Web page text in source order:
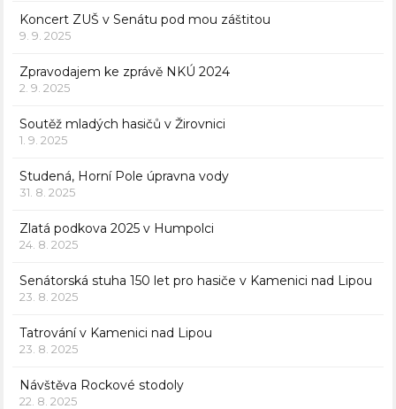
Koncert ZUŠ v Senátu pod mou záštitou
9. 9. 2025
Zpravodajem ke zprávě NKÚ 2024
2. 9. 2025
Soutěž mladých hasičů v Žirovnici
1. 9. 2025
Studená, Horní Pole úpravna vody
31. 8. 2025
Zlatá podkova 2025 v Humpolci
24. 8. 2025
Senátorská stuha 150 let pro hasiče v Kamenici nad Lipou
23. 8. 2025
Tatrování v Kamenici nad Lipou
23. 8. 2025
Návštěva Rockové stodoly
22. 8. 2025